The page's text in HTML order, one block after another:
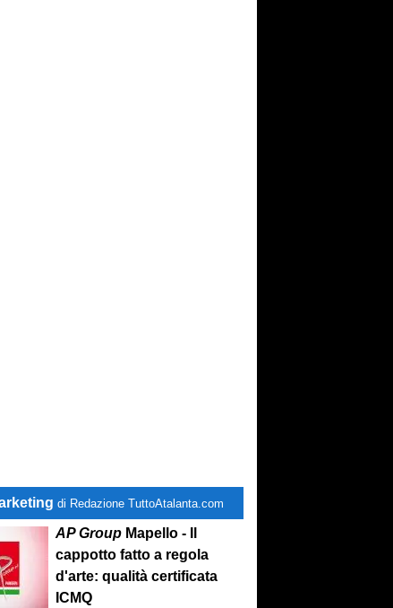
di Redazione TuttoAtalanta.com
AP Group Mapello - Il
cappotto fatto a regola
d'arte: qualità certificata
ICMQ